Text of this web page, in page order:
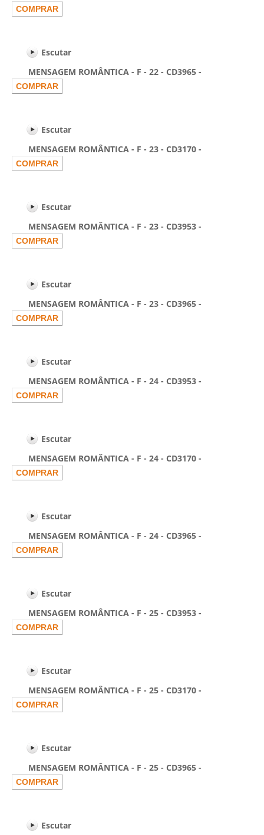
Escutar
MENSAGEM ROMÂNTICA - F - 22 - CD3965 -
Escutar
MENSAGEM ROMÂNTICA - F - 23 - CD3170 -
Escutar
MENSAGEM ROMÂNTICA - F - 23 - CD3953 -
Escutar
MENSAGEM ROMÂNTICA - F - 23 - CD3965 -
Escutar
MENSAGEM ROMÂNTICA - F - 24 - CD3953 -
Escutar
MENSAGEM ROMÂNTICA - F - 24 - CD3170 -
Escutar
MENSAGEM ROMÂNTICA - F - 24 - CD3965 -
Escutar
MENSAGEM ROMÂNTICA - F - 25 - CD3953 -
Escutar
MENSAGEM ROMÂNTICA - F - 25 - CD3170 -
Escutar
MENSAGEM ROMÂNTICA - F - 25 - CD3965 -
Escutar